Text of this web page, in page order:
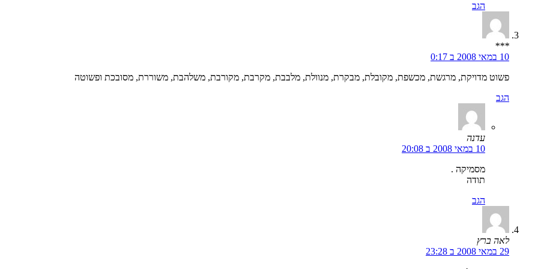
הגב
***
10 במאי 2008 ב 0:17
פשוט מדויקת, מרגשת, מכשפת, מקובלת, מבקרת, מנוולת, מלבבת, מקרבת, מקורבת, משלהבת, משוררת, מסובכת ופשוטה
הגב
עדנה
10 במאי 2008 ב 20:08
מסמיקה .
תודה
הגב
לאה ברץ
29 במאי 2008 ב 23:28